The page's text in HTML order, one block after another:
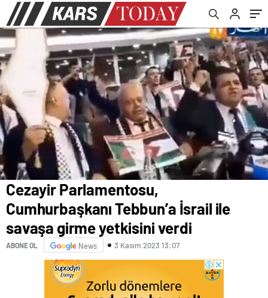
verdi
Cezayir Parlamentosu,
Cumhurbaşkanı Tebbun’a İsrail ile
savaşa girme yetkisini verdi
ABONE OL News 3 Kasım 2023 13:07